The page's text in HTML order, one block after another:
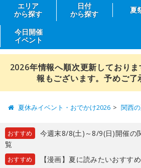
エリア
から探す
日付
から探す
夏
今日開催
イベント
2026年情報へ順次更新しており
報もございます。予めご了
夏休みイベント・おでかけ2026 関西
おすすめ
今週末8/8(土)～8/9(日)開催の
覧
おすすめ 【漫画】夏に読みたいおすす